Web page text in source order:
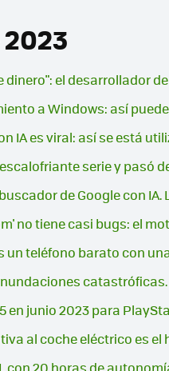
el desarrollador
a Windows: así
IA es viral: así se está
serie y pasó
de Google con
no tiene casi bugs: el
un teléfono barato con
en junio 2023 para
al coche eléctrico es
con 20 horas de